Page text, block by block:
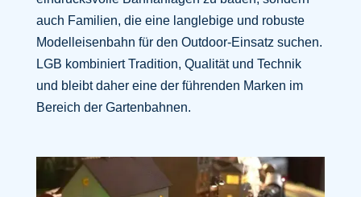
auch Familien, die eine langlebige und robuste
Modelleisenbahn für den Outdoor-Einsatz suchen.
LGB kombiniert Tradition, Qualität und Technik
und bleibt daher eine der führenden Marken im
Bereich der Gartenbahnen.